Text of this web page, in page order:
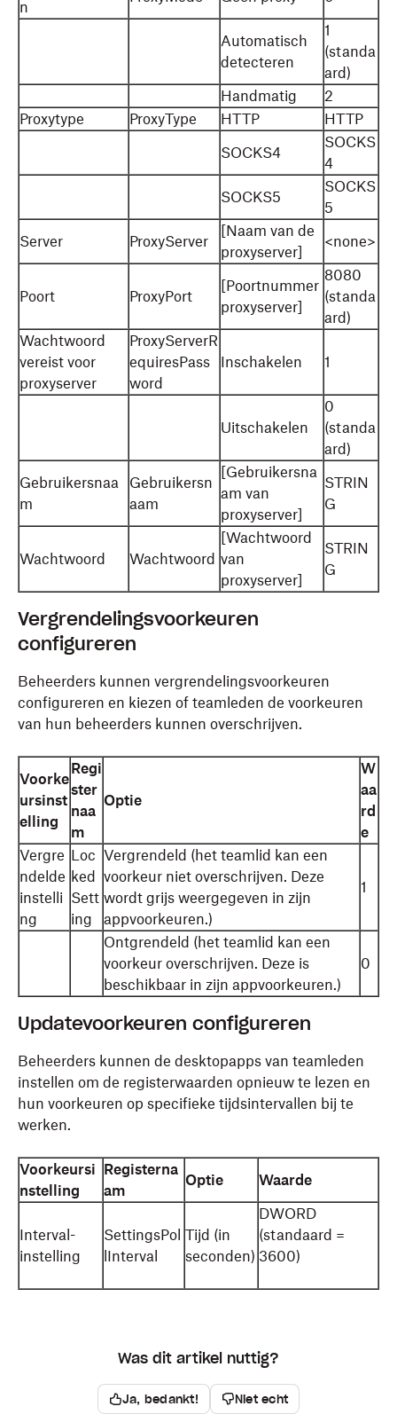
n
Automatisch
detecteren
1
(standa
ard)
Handmatig
2
Proxytype
ProxyType HTTP
HTTP
SOCKS4
SOCKS
4
SOCKS5
SOCKS
5
Server
ProxyServer
[Naam van de
proxyserver]
<none>
Poort ProxyPort
[Poortnummer
proxyserver]
8080
(standa
ard)
Wachtwoord
vereist voor
proxyserver
ProxyServerR
equiresPass
word
Inschakelen 1
Uitschakelen
0
(standa
ard)
Gebruikersnaa
m
Gebruikersn
aam
[Gebruikersna
am van
proxyserver]
STRIN
G
Wachtwoord Wachtwoord
[Wachtwoord
van
proxyserver]
STRIN
G
Vergrendelingsvoorkeuren
configureren
Beheerders kunnen vergrendelingsvoorkeuren
configureren en kiezen of teamleden de voorkeuren
van hun beheerders kunnen overschrijven.
Voorke
ursinst
elling
Regi
ster
naa
m
Optie
W
aa
rd
e
Vergre
ndelde
instelli
ng
Loc
ked
Sett
ing
Vergrendeld (het teamlid kan een
voorkeur niet overschrijven. Deze
wordt grijs weergegeven in zijn
appvoorkeuren.)
1
Ontgrendeld (het teamlid kan een
voorkeur overschrijven. Deze is
beschikbaar in zijn appvoorkeuren.)
0
Updatevoorkeuren configureren
Beheerders kunnen de desktopapps van teamleden
instellen om de registerwaarden opnieuw te lezen en
hun voorkeuren op specifieke tijdsintervallen bij te
werken.
Voorkeursi
nstelling
Registerna
am
Optie Waarde
Interval-
instelling
SettingsPol
lInterval
Tijd (in
seconden)
DWORD
(standaard =
3600)
Was dit artikel nuttig?
Ja, bedankt! Niet echt